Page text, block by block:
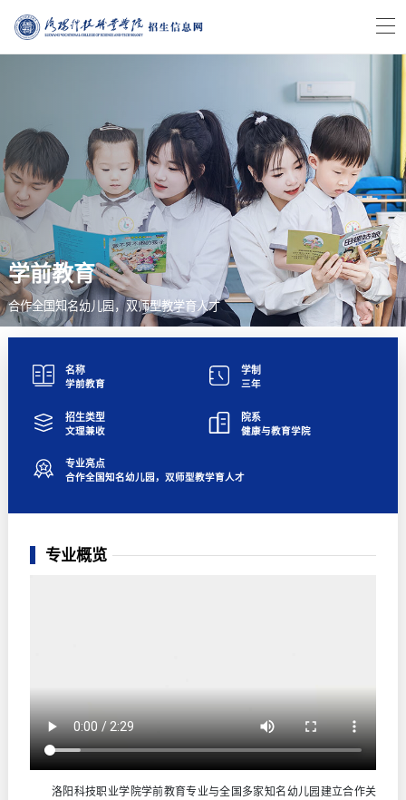
学前教育
合作全国知名幼儿园，双师型教学育人才
名称
学前教育
学制
三年
招生类型
文理兼收
院系
健康与教育学院
专业亮点
合作全国知名幼儿园，双师型教学育人才
专业概览
洛阳科技职业学院学前教育专业与全国多家知名幼儿园建立合作关